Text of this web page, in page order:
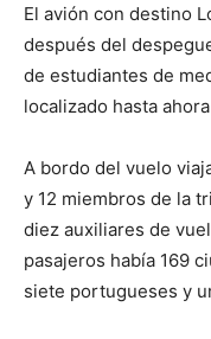
El avión con destino
después del
de estudiantes de
localizado hasta
A bordo del vuelo
y 12 miembros de la
diez auxiliares de
pasajeros había 169
siete portugueses y